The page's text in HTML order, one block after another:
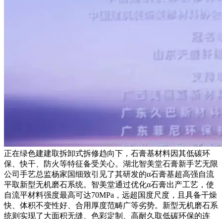
正在绿色建建取拆卸式拆修趋向下，石膏基材料因其低碳环
保、快干、防火等特征备受关心。湖北智美堂石膏新手艺无限
公司手艺总监杨家国细致引见了其研发的α石膏基超高强自流
平取新型无机磨石系统。智美堂通过优化α石膏出产工艺，使
自流平材料强度最高可达70MPa，远超国度尺度，且具备干燥
快、体积不变性好、合用厚度范畴广等劣势。新型无机磨石系
统则实现了大面积无缝、色彩定制、高耐久取低碳环保的连